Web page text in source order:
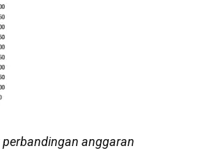
perbandingan anggaran